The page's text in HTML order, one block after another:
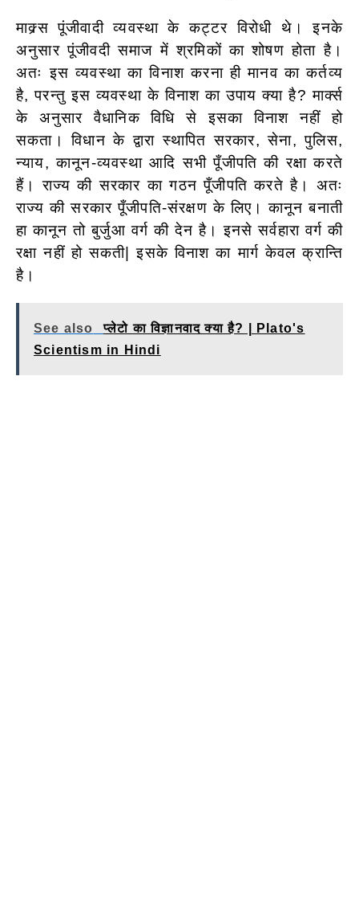
माक्र्स पूंजीवादी व्यवस्था के कट्टर विरोधी थे। इनके
अनुसार पूंजीवदी समाज में श्रमिकों का शोषण होता है।
अतः इस व्यवस्था का विनाश करना ही मानव का कर्तव्य
है, परन्तु इस व्यवस्था के विनाश का उपाय क्या है? मार्क्स
के अनुसार वैधानिक विधि से इसका विनाश नहीं हो
सकता। विधान के द्वारा स्थापित सरकार, सेना, पुलिस,
न्याय, कानून-व्यवस्था आदि सभी पूँजीपति की रक्षा करते
हैं। राज्य की सरकार का गठन पूँजीपति करते है। अतः
राज्य की सरकार पूँजीपति-संरक्षण के लिए। कानून बनाती
हा कानून तो बुर्जुआ वर्ग की देन है। इनसे सर्वहारा वर्ग की
रक्षा नहीं हो सकती| इसके विनाश का मार्ग केवल क्रान्ति
है।
See also
प्लेटो का विज्ञानवाद क्या है? | Plato's
Scientism in Hindi